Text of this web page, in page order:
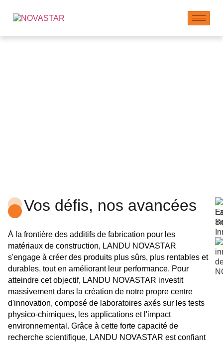
Vos défis, nos avancées
À la frontière des additifs de fabrication pour les
matériaux de construction, LANDU NOVASTAR
s'engage à créer des produits plus sûrs, plus rentables et
durables, tout en améliorant leur performance. Pour
atteindre cet objectif, LANDU NOVASTAR investit
massivement dans la création de notre propre centre
d'innovation, composé de laboratoires axés sur les tests
physico-chimiques, les applications et l'impact
environnemental. Grâce à cette forte capacité de
recherche scientifique, LANDU NOVASTAR est confiant